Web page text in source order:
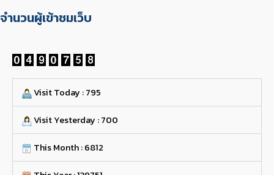
จำนวนผู้เข้าชมเว็บ
Visit Today : 795
Visit Yesterday : 700
This Month : 6812